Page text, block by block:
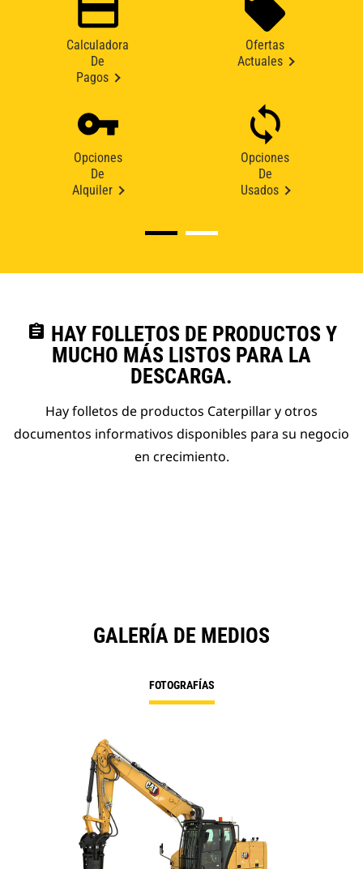
Calculadora
De
Pagos
Ofertas
Actuales
Opciones
De
Alquiler
Opciones
De
Usados
assignment HAY FOLLETOS DE PRODUCTOS Y
MUCHO MÁS LISTOS PARA LA
DESCARGA.
Hay folletos de productos Caterpillar y otros
documentos informativos disponibles para su negocio
en crecimiento.
GALERÍA DE MEDIOS
FOTOGRAFÍAS